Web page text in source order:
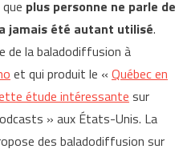
plus personne ne parle de
jamais été autant utilisé.
de la baladodiffusion à
et qui produit le « Québec en
étude intéressante sur
» aux États-Unis. La
des baladodiffusion sur